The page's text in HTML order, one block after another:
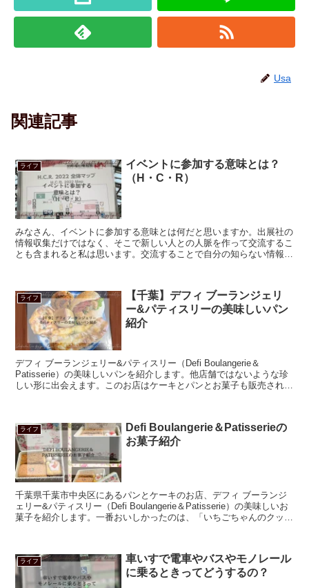
Usa
関連記事
ライフ
イベントに参加する意味とは？
（H・C・R）
みなさん、イベントに参加する意味とは何だと思いますか。出展社の
情報収集だけではなく、そこで新しい人との人脈を作って交流するこ
とも含まれると私は思います。交流することで自分の知らない情報を
ライフ
【千葉】デフィ ブーランジェリ
ー&パティスリーの美味しいパン
紹介
デフィ ブーランジェリー&パティスリー（Defi Boulangerie＆
Patisserie）の美味しいパンを紹介します。他店舗ではないような珍
しい形に出会えます。このお店はケーキとパンとお菓子も販売されて
ライフ
Defi Boulangerie＆Patisserieの
お菓子紹介
千葉県千葉市中央区にあるパンとケーキのお店、デフィ ブーランジ
ェリー&パティスリー（Defi Boulangerie＆Patisserie）の美味しいお
菓子を紹介します。一番おいしかったのは、「いちごちゃんのクッキ
ライフ
車いすで電車やバスやモノレール
に乗るときってどうするの？